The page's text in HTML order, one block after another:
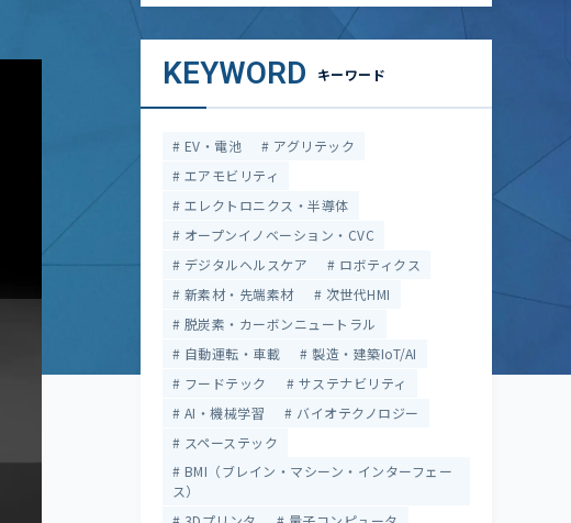
KEYWORD キーワード
EV・電池
アグリテック
エアモビリティ
エレクトロニクス・半導体
オープンイノベーション・CVC
デジタルヘルスケア
ロボティクス
新素材・先端素材
次世代HMI
脱炭素・カーボンニュートラル
自動運転・車載
製造・建築IoT/AI
フードテック
サステナビリティ
AI・機械学習
バイオテクノロジー
スペーステック
BMI（ブレイン・マシーン・インターフェー
ス）